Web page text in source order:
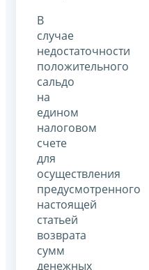
В
случае
недостаточности
положительного
сальдо
на
едином
налоговом
счете
для
осуществления
предусмотренного
настоящей
статьей
возврата
сумм
денежных